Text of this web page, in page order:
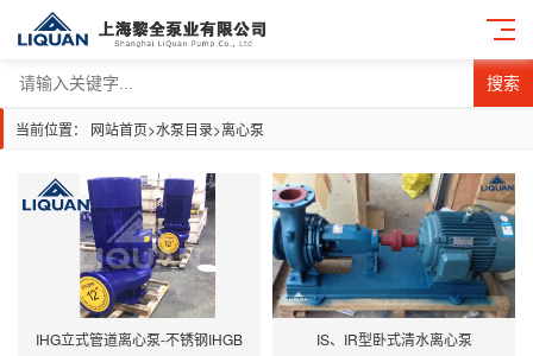
搜索
当前位置： 网站首页>水泵目录>离心泵
IHG立式管道离心泵-不锈钢IHGB IS、IR型卧式清水离心泵